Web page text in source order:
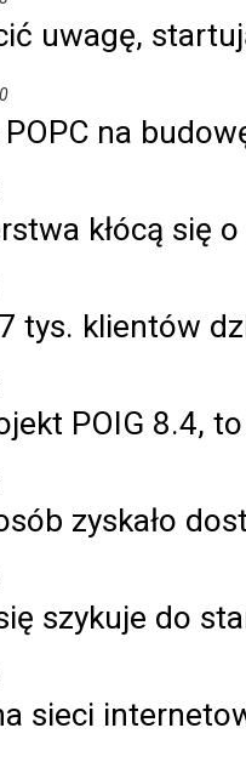
uwagę,
na
kłócą się
tys. klientów
POIG 8.4,
zyskało
szykuje do
sieci